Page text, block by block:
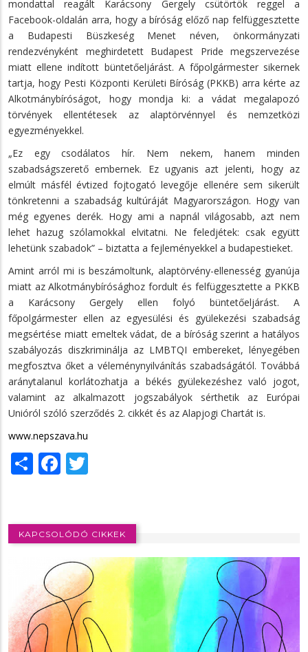
mondattal reagált Karácsony Gergely csütörtök reggel a
Facebook-oldalán arra, hogy a bíróság előző nap felfüggesztette
a Budapesti Büszkeség Menet néven, önkormányzati
rendezvényként meghirdetett Budapest Pride megszervezése
miatt ellene indított büntetőeljárást. A főpolgármester sikernek
tartja, hogy Pesti Központi Kerületi Bíróság (PKKB) arra kérte az
Alkotmánybíróságot, hogy mondja ki: a vádat megalapozó
törvények ellentétesek az alaptörvénnyel és nemzetközi
egyezményekkel.
„Ez egy csodálatos hír. Nem nekem, hanem minden
szabadságszerető embernek. Ez ugyanis azt jelenti, hogy az
elmúlt másfél évtized fojtogató levegője ellenére sem sikerült
tönkretenni a szabadság kultúráját Magyarországon. Hogy van
még egyenes derék. Hogy ami a napnál világosabb, azt nem
lehet hazug szólamokkal elvitatni. Ne feledjétek: csak együtt
lehetünk szabadok” – biztatta a fejleményekkel a budapestieket.
Amint arról mi is beszámoltunk, alaptörvény-ellenesség gyanúja
miatt az Alkotmánybírósághoz fordult és felfüggesztette a PKKB
a Karácsony Gergely ellen folyó büntetőeljárást. A
főpolgármester ellen az egyesülési és gyülekezési szabadság
megsértése miatt emeltek vádat, de a bíróság szerint a hatályos
szabályozás diszkriminálja az LMBTQI embereket, lényegében
megfosztva őket a véleménynyilvánítás szabadságától. Továbbá
aránytalanul korlátozhatja a békés gyülekezéshez való jogot,
valamint az alkalmazott jogszabályok sérthetik az Európai
Unióról szóló szerződés 2. cikkét és az Alapjogi Chartát is.
www.nepszava.hu
ShareFacebook
KAPCSOLÓDÓ CIKKEK